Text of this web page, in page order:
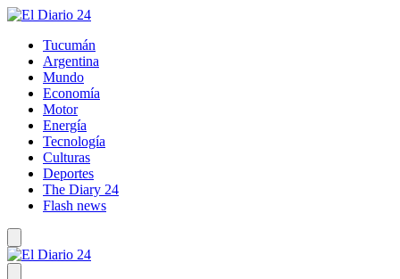
Tucumán
Argentina
Mundo
Economía
Motor
Energía
Tecnología
Culturas
Deportes
The Diary 24
Flash news